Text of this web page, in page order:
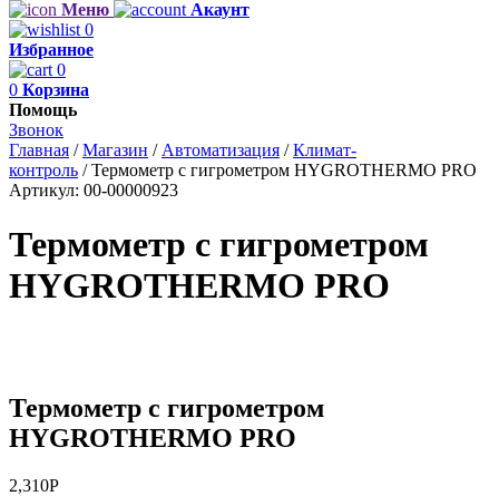
Меню
Акаунт
0
Избранное
0
0 Корзина
Помощь
Звонок
Главная /Магазин / Автоматизация /Климат-
контроль /Термометр с гигрометром HYGROTHERMO PRO
Артикул: 00-00000923
Термометр с гигрометром
HYGROTHERMO PRO
Термометр с гигрометром
HYGROTHERMO PRO
2,310Р